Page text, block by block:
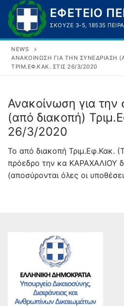
Μετάβαση
στο
περιεχόμενο
ΕΦΕΤΕΙΟ
ΣΚΟΥΖΈ 3-5, 18535
NEWS
ΑΝΑΚΟΊΝΩΣΗ ΓΙΑ ΤΗΝ ΣΥΝΕΔΡΊΑΣΗ
ΤΡΙΜ.ΕΦ.ΚΑΚ. ΣΤΙΣ 26/3/2020
Ανακοίνωση για την
(από διακοπή)
26/3/2020
Το από διακοπή Τριμ.Εφ.Κακ.
πρόεδρο την κα ΚΑΡΑΧΑΛΙΟΥ
(αποσύρονται όλες οι